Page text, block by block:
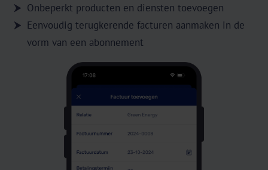
Onbeperkt producten en diensten toevoegen
Eenvoudig terugkerende facturen aanmaken in de
vorm van een abonnement